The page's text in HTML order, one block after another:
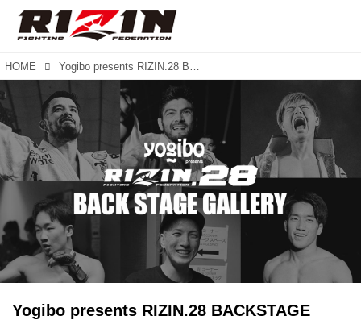
HOME Yogibo presents RIZIN.28 BACKSTAGE GALLERY
Yogibo presents RIZIN.28 BACKSTAGE